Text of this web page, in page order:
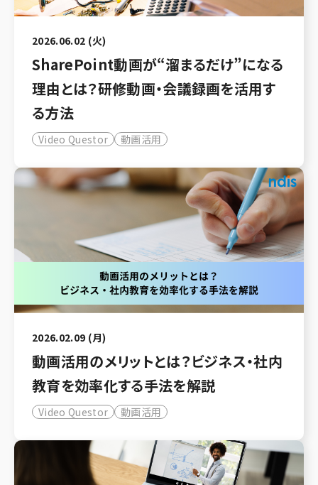
2026.06.02 (火)
SharePoint動画が“溜まるだけ”になる
理由とは？研修動画・会議録画を活用す
る方法
Video Questor 動画活用
2026.02.09 (月)
動画活用のメリットとは？ビジネス・社内
教育を効率化する手法を解説
Video Questor 動画活用